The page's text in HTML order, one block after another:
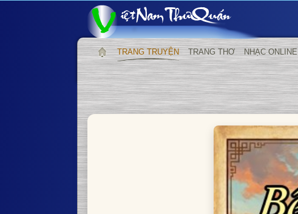
TRANG TRUYỆN TRANG THƠ NHẠC ONLINE